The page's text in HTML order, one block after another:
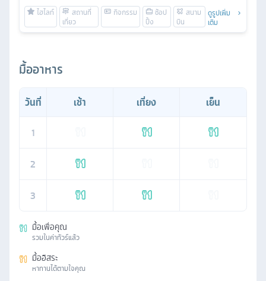
ดูรูปเพิ่ม
เติม
มื้ออาหาร
วันที่ เช้า เที่ยง
เย็น
1
2
3
มื้อเพื่อคุณ
รวมในค่าทัวร์แล้ว
มื้ออิสระ
หาทานได้ตามใจคุณ